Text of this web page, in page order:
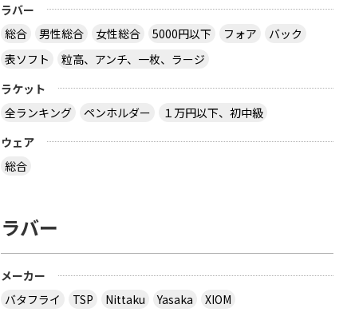
ラバー
総合
男性総合 女性総合 5000円以下 フォア
バック
表ソフト
粒高、アンチ、一枚、ラージ
ラケット
全ランキング
ペンホルダー
１万円以下、初中級
ウェア
総合
ラバー
メーカー
バタフライ
TSP Nittaku Yasaka
XIOM